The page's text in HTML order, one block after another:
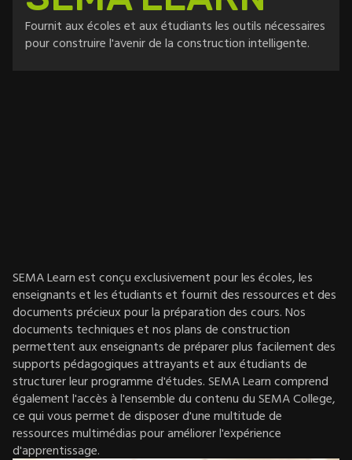
Fournit aux écoles et aux étudiants les outils nécessaires
pour construire l'avenir de la construction intelligente.
SEMA Learn est conçu exclusivement pour les écoles, les
enseignants et les étudiants et fournit des ressources et des
documents précieux pour la préparation des cours. Nos
documents techniques et nos plans de construction
permettent aux enseignants de préparer plus facilement des
supports pédagogiques attrayants et aux étudiants de
structurer leur programme d'études. SEMA Learn comprend
également l'accès à l'ensemble du contenu du SEMA College,
ce qui vous permet de disposer d'une multitude de
ressources multimédias pour améliorer l'expérience
d'apprentissage.